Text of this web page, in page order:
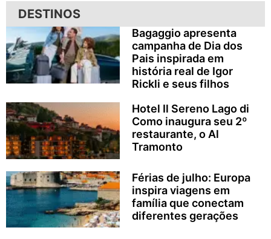
DESTINOS
Bagaggio apresenta
campanha de Dia dos
Pais inspirada em
história real de Igor
Rickli e seus filhos
Hotel Il Sereno Lago di
Como inaugura seu 2º
restaurante, o Al
Tramonto
Férias de julho: Europa
inspira viagens em
família que conectam
diferentes gerações